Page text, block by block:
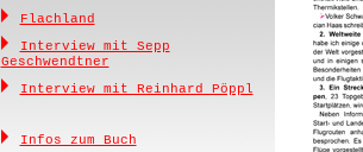
Flachland
Interview mit Sepp
Geschwendtner
Interview mit Reinhard Pöppl
Infos zum Buch